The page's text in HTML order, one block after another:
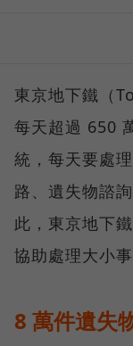
東京地下鐵（
每天超過 650
統，每天要處
路、遺失物諮
此，東京地下
協助處理大小
8 萬件遺失